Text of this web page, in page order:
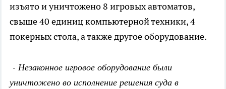
изъято и уничтожено 8 игровых автоматов,
свыше 40 единиц компьютерной техники, 4
покерных стола, а также другое оборудование.
- Незаконное игровое оборудование были
уничтожено во исполнение решения суда в